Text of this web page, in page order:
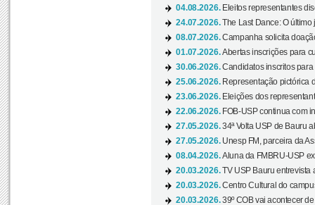
04.08.2026. Eleitos representantes
24.07.2026.The Last Dance: O
08.07.2026.Campanha solicita
01.07.2026.Abertas inscrições para
30.06.2026.Candidatos inscritos
25.06.2026. Representação pictórica
23.06.2026. Eleições dos
22.06.2026. FOB-USP continua com
27.05.2026.34ª Volta USP de Bauru
27.05.2026. Unesp FM, parceira da
08.04.2026.Aluna da FMBRU-USP
20.03.2026.TV USP Bauru entrevista
20.03.2026.Centro Cultural do
20.03.2026.39º COB vai acontecer